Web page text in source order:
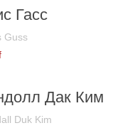
Гасс
Guss
Дак Ким
Duk Kim